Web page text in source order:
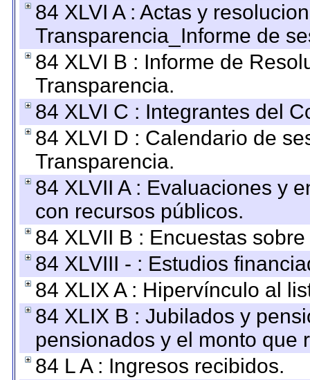
84 XLVI A : Actas y
Transparencia_Informe de
84 XLVI B : Informe de
Transparencia.
84 XLVI C : Integrantes del
84 XLVI D : Calendario de
Transparencia.
84 XLVII A : Evaluaciones y
con recursos públicos.
84 XLVII B : Encuestas
84 XLVIII - : Estudios
84 XLIX A : Hipervínculo al
84 XLIX B : Jubilados y
pensionados y el monto que
84 L A : Ingresos recibidos.